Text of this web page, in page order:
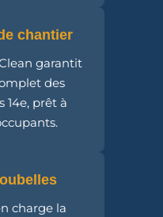
chantier
garantit
des
14e, prêt à
charge la